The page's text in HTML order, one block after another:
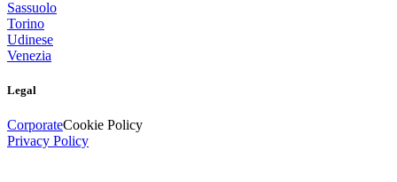
Sassuolo
Torino
Udinese
Venezia
Legal
CorporateCookie Policy
Privacy Policy